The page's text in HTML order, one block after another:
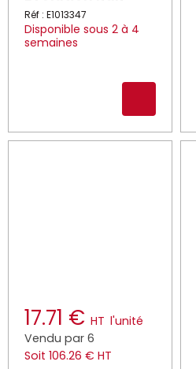
Réf : E1013347
Disponible sous 2 à 4
semaines
17.71 € HT l'unité
Vendu par 6
Soit 106.26 € HT